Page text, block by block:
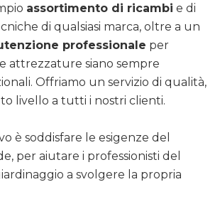
assortimento di ricambi e di
di qualsiasi marca, oltre a un
professionale per
attrezzature siano sempre
Offriamo un servizio di qualità,
livello a tutti i nostri clienti.
è soddisfare le esigenze del
per aiutare i professionisti del
a svolgere la propria